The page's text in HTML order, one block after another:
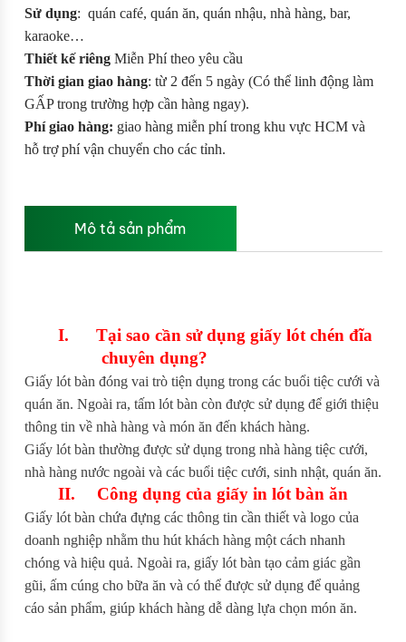
Sử dụng: quán café, quán ăn, quán nhậu, nhà hàng, bar,
karaoke…
Thiết kế riêngMiễn Phí theo yêu cầu
Thời gian giao hàng: từ 2 đến 5 ngày (Có thể linh động làm
GẤP trong trường hợp cần hàng ngay).
Phí giao hàng: giao hàng miễn phí trong khu vực HCM và
hỗ trợ phí vận chuyển cho các tỉnh.
Mô tả sản phẩm
I.
Tại sao cần sử dụng giấy lót chén đĩa
chuyên dụng?
Giấy lót bàn đóng vai trò tiện dụng trong các buổi tiệc cưới và
quán ăn. Ngoài ra, tấm lót bàn còn được sử dụng để giới thiệu
thông tin về nhà hàng và món ăn đến khách hàng.
Giấy lót bàn thường được sử dụng trong nhà hàng tiệc cưới,
nhà hàng nước ngoài và các buổi tiệc cưới, sinh nhật, quán ăn.
II. Công dụng của giấy in lót bàn ăn
Giấy lót bàn chứa đựng các thông tin cần thiết và logo của
doanh nghiệp nhằm thu hút khách hàng một cách nhanh
chóng và hiệu quả. Ngoài ra, giấy lót bàn tạo cảm giác gần
gũi, ấm cúng cho bữa ăn và có thể được sử dụng để quảng
cáo sản phẩm, giúp khách hàng dễ dàng lựa chọn món ăn.